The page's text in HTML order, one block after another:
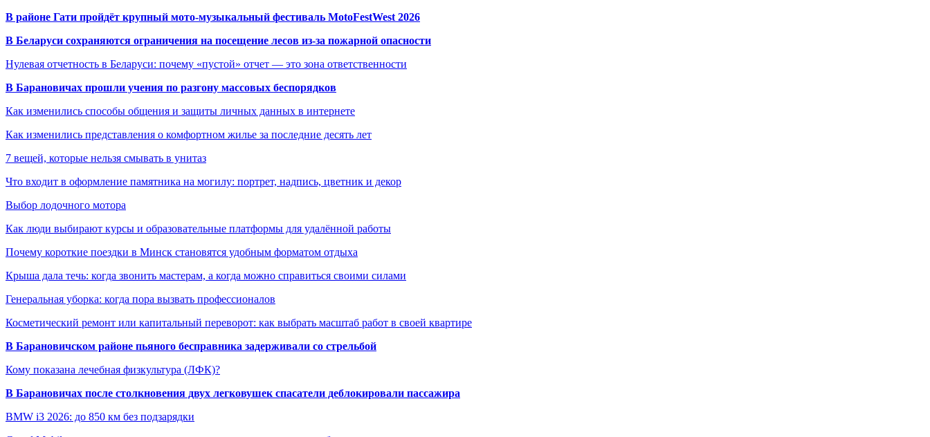
В районе Гати пройдёт крупный мото-музыкальный фестиваль MotoFestWest 2026
В Беларуси сохраняются ограничения на посещение лесов из-за пожарной опасности
Нулевая отчетность в Беларуси: почему «пустой» отчет — это зона ответственности
В Барановичах прошли учения по разгону массовых беспорядков
Как изменились способы общения и защиты личных данных в интернете
Как изменились представления о комфортном жилье за последние десять лет
7 вещей, которые нельзя смывать в унитаз
Что входит в оформление памятника на могилу: портрет, надпись, цветник и декор
Выбор лодочного мотора
Как люди выбирают курсы и образовательные платформы для удалённой работы
Почему короткие поездки в Минск становятся удобным форматом отдыха
Крыша дала течь: когда звонить мастерам, а когда можно справиться своими силами
Генеральная уборка: когда пора вызвать профессионалов
Косметический ремонт или капитальный переворот: как выбрать масштаб работ в своей квартире
В Барановичском районе пьяного бесправника задерживали со стрельбой
Кому показана лечебная физкультура (ЛФК)?
В Барановичах после столкновения двух легковушек спасатели деблокировали пассажира
BMW i3 2026: до 850 км без подзарядки